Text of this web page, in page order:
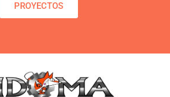
PROYECTOS